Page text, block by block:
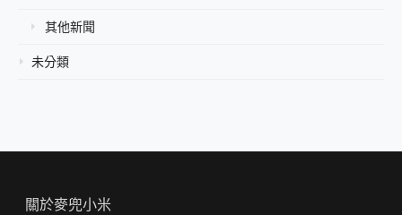
其他新聞
未分類
關於麥兜小米